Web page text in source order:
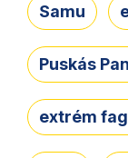
Samu
Puskás
extrém